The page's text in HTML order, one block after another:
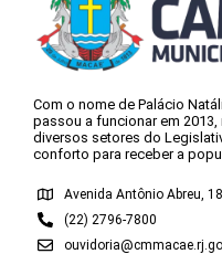
Com o nome de Palácio
passou a funcionar em
diversos setores do
conforto para receber a
Avenida Antônio Abreu,
(22) 2796-7800